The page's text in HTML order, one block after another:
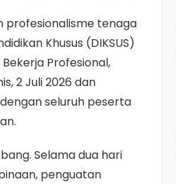
profesionalisme tenaga
Khusus (DIKSUS)
Profesional,
2 Juli 2026 dan
seluruh peserta
Selama dua hari
penguatan